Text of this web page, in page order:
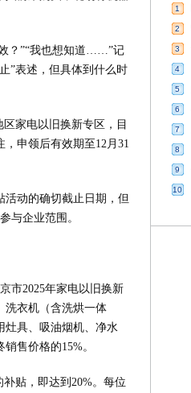
？”“我也想知道……”记
”表述，但具体到什么时
家电以旧换新专区，目
申领后有效期至12月31
活动的确切截止日期，但
与企业范围。
市2025年家电以旧换新
洗衣机（含洗烘一体
灶具、吸油烟机、净水
售价格的15%。
贴，即达到20%。每位
1
2
3
4
5
6
7
8
9
10